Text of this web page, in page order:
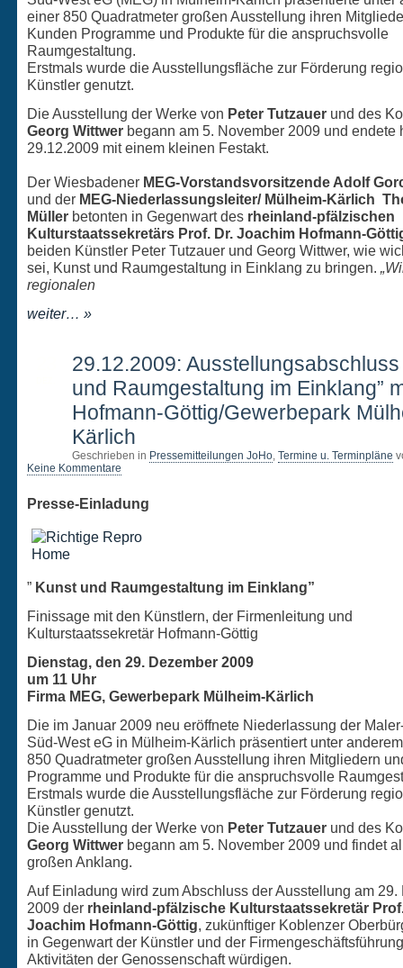
einer 850 Quadratmeter großen Ausstellung ihren
Kunden Programme und Produkte für die anspruchsvolle
Raumgestaltung.
Erstmals wurde die Ausstellungsfläche zur Förderung
Künstler genutzt.
Die Ausstellung der Werke von Peter Tutzauer und des
Georg Wittwer begann am 5. November 2009 und endete
29.12.2009 mit einem kleinen Festakt.
Der Wiesbadener MEG-Vorstandsvorsitzende Adolf
und der MEG-Niederlassungsleiter/ Mülheim-Kärlich
Müller betonten in Gegenwart des rheinland-pfälzischen
Kulturstaatssekretärs Prof. Dr. Joachim Hofmann-
beiden Künstler Peter Tutzauer und Georg Wittwer, wie
sei, Kunst und Raumgestaltung in Einklang zu bringen.
regionalen
weiter… »
29.12.2009: Ausstellungsabschluss
und Raumgestaltung im Einklang”
Hofmann-Göttig/Gewerbepark
Kärlich
Geschrieben in Pressemitteilungen JoHo, Termine u. Terminpläne
Keine Kommentare
Presse-Einladung
” Kunst und Raumgestaltung im Einklang”
Finissage mit den Künstlern, der Firmenleitung und
Kulturstaatssekretär Hofmann-Göttig
Dienstag, den 29. Dezember 2009
um 11 Uhr
Firma MEG, Gewerbepark Mülheim-Kärlich
Die im Januar 2009 neu eröffnete Niederlassung der
Süd-West eG in Mülheim-Kärlich präsentiert unter
850 Quadratmeter großen Ausstellung ihren Mitgliedern
Programme und Produkte für die anspruchsvolle
Erstmals wurde die Ausstellungsfläche zur Förderung
Künstler genutzt.
Die Ausstellung der Werke von Peter Tutzauer und des
Georg Wittwer begann am 5. November 2009 und findet
großen Anklang.
Auf Einladung wird zum Abschluss der Ausstellung am 29.
2009 der rheinland-pfälzische Kulturstaatssekretär
Joachim Hofmann-Göttig, zukünftiger Koblenzer
in Gegenwart der Künstler und der
Aktivitäten der Genossenschaft würdigen.